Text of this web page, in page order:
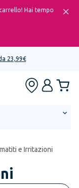
Hai tempo
23,99€
e Irritazioni